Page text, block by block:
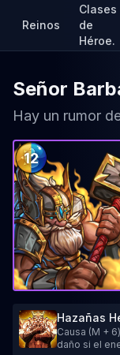
Reinos
Clases
de
Héroe.
Señor
Hay un rumor
12
Hazañas
Causa (M +
daño si el